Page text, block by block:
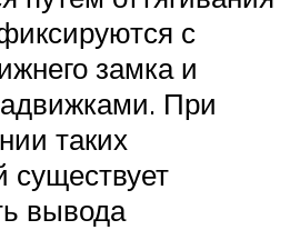
с
замка и
При
таких
существует
вывода